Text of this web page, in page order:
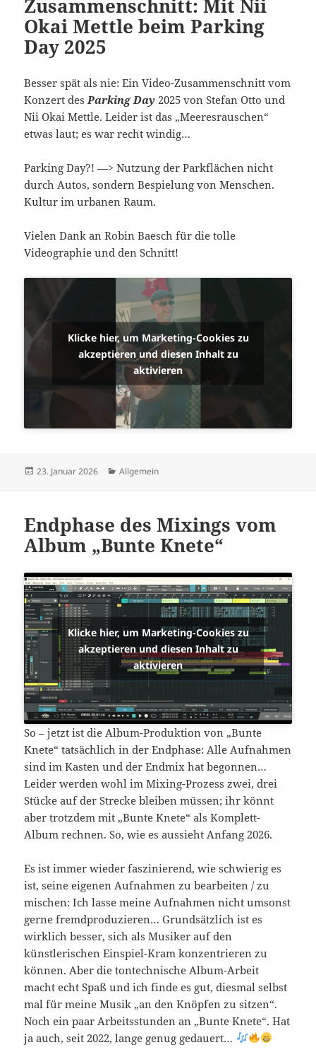
Zusammenschnitt: Mit Nii
Okai Mettle beim Parking
Day 2025
Besser spät als nie: Ein Video-Zusammenschnitt vom
Konzert des Parking Day 2025 von Stefan Otto und
Nii Okai Mettle. Leider ist das „Meeresrauschen“
etwas laut; es war recht windig…
Parking Day?! —> Nutzung der Parkflächen nicht
durch Autos, sondern Bespielung von Menschen.
Kultur im urbanen Raum.
Vielen Dank an Robin Baesch für die tolle
Videographie und den Schnitt!
Klicke hier, um Marketing-Cookies zu
akzeptieren und diesen Inhalt zu
aktivieren
Veröffentlicht
23. Januar 2026 Kategorien
Allgemein
Endphase des Mixings vom
Album „Bunte Knete“
Klicke hier, um Marketing-Cookies zu
akzeptieren und diesen Inhalt zu
aktivieren
So – jetzt ist die Album-Produktion von „Bunte
Knete“ tatsächlich in der Endphase: Alle Aufnahmen
sind im Kasten und der Endmix hat begonnen…
Leider werden wohl im Mixing-Prozess zwei, drei
Stücke auf der Strecke bleiben müssen; ihr könnt
aber trotzdem mit „Bunte Knete“ als Komplett-
Album rechnen. So, wie es aussieht Anfang 2026.
Es ist immer wieder faszinierend, wie schwierig es
ist, seine eigenen Aufnahmen zu bearbeiten / zu
mischen: Ich lasse meine Aufnahmen nicht umsonst
gerne fremdproduzieren… Grundsätzlich ist es
wirklich besser, sich als Musiker auf den
künstlerischen Einspiel-Kram konzentrieren zu
können. Aber die tontechnische Album-Arbeit
macht echt Spaß und ich finde es gut, diesmal selbst
mal für meine Musik „an den Knöpfen zu sitzen“.
Noch ein paar Arbeitsstunden an „Bunte Knete“. Hat
ja auch, seit 2022, lange genug gedauert…